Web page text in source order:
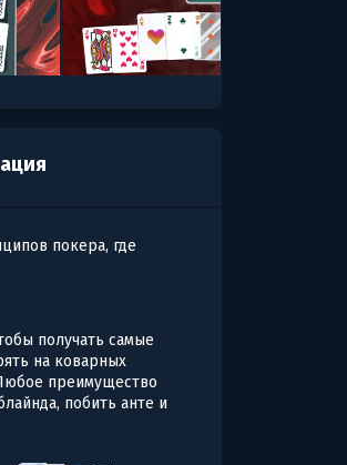
покера, где
получать самые
на коварных
преимущество
побить анте и